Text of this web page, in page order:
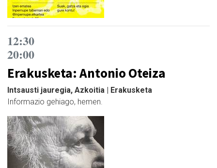
12:30
20:00
Erakusketa: Antonio Oteiza
Intsausti jauregia, Azkoitia | Erakusketa
Informazio gehiago, hemen.